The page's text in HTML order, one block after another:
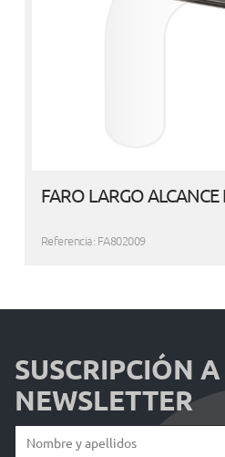
FARO LARGO
Referencia: FA802009
SUSCRIPCIÓN A
NEWSLETTER